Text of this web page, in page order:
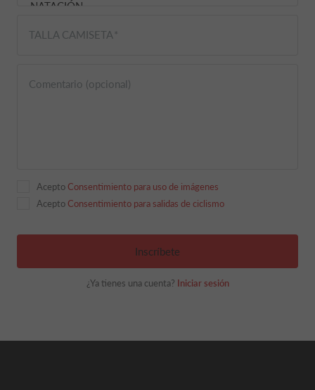
TALLA CAMISETA
Comentario (opcional)
Acepto Consentimiento para uso de imágenes
Acepto Consentimiento para salidas de ciclismo
Inscríbete
¿Ya tienes una cuenta? Iniciar sesión